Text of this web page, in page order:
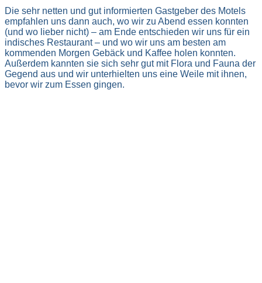
Die sehr netten und gut informierten Gastgeber des Motels
empfahlen uns dann auch, wo wir zu Abend essen konnten
(und wo lieber nicht) – am Ende entschieden wir uns für ein
indisches Restaurant – und wo wir uns am besten am
kommenden Morgen Gebäck und Kaffee holen konnten.
Außerdem kannten sie sich sehr gut mit Flora und Fauna der
Gegend aus und wir unterhielten uns eine Weile mit ihnen,
bevor wir zum Essen gingen.